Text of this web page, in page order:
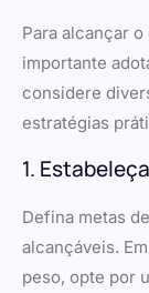
Para alcançar
importante
considere
estratégias
1.
Defina metas
alcançáveis.
peso, opte por